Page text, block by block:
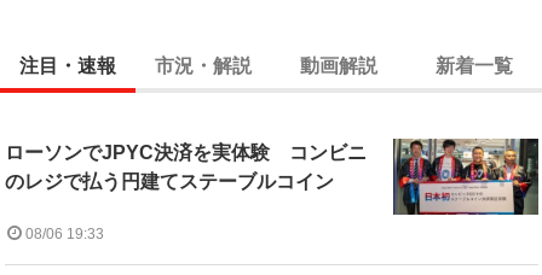
注目・速報 市況・解説 動画解説 新着一覧
ローソンでJPYC決済を実体験 コンビニ
のレジで払う円建てステーブルコイン
08/06 19:33